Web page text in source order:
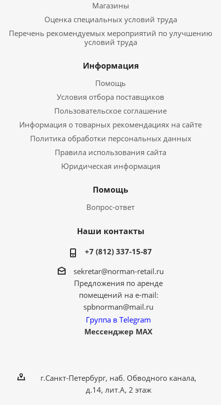
Магазины
Оценка специальных условий труда
Перечень рекомендуемых мероприятий по улучшению
условий труда
Информация
Помощь
Условия отбора поставщиков
Пользовательское соглашение
Информация о товарных рекомендациях на сайте
Политика обработки персональных данных
Правила использования сайта
Юридическая информация
Помощь
Вопрос-ответ
Наши контакты
+7 (812) 337-15-87
sekretar@norman-retail.ru
Предложения по аренде
помещений на e-mail:
spbnorman@mail.ru
Группа в Telegram
Мессенджер MAX
г.Санкт-Петербург, наб. Обводного канала,
д.14, лит.А, 2 этаж